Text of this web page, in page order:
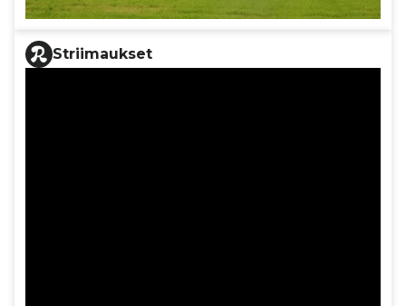
Striimaukset